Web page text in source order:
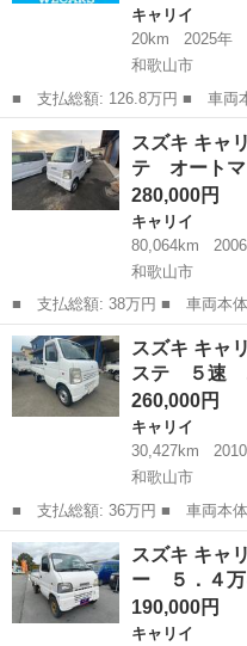
キャリイ
20km
2025年
和歌山市
■ 支払総額: 126.8万円 ■ 車両本体価格： 1,185,000 円 ■ メーカ
ー名： スズキ ■ 車種名： キ
４ＷＤ ＫＣノウハン 保証書／
（スズキ）...
和歌山 和歌山市 キャリイ
スズキ キ
テ オート
280,000円
キャリイ
80,064km
和歌山市
■ 支払総額: 38万円 ■ 車両本体価格： 280,000 円 ■ メーカー
名： スズキ ■ 車種名： キ
４ＷＤ パワステ オートマ 車
ｍ ■ 排気量：...
和歌山 和歌山市 キャリイ
スズキ キャ
ステ ５速
260,000円
キャリイ
30,427km
和歌山市
■ 支払総額: 36万円 ■ 車両本体価格： 260,000 円 ■ メーカー
名： スズキ ■ 車種名： キャ
Ｃエアコン・パワステ ５速
修復歴なし 走行...
和歌山 和歌山市 キャリイ
スズキ キャ
ー ５．４
190,000円
キャリイ